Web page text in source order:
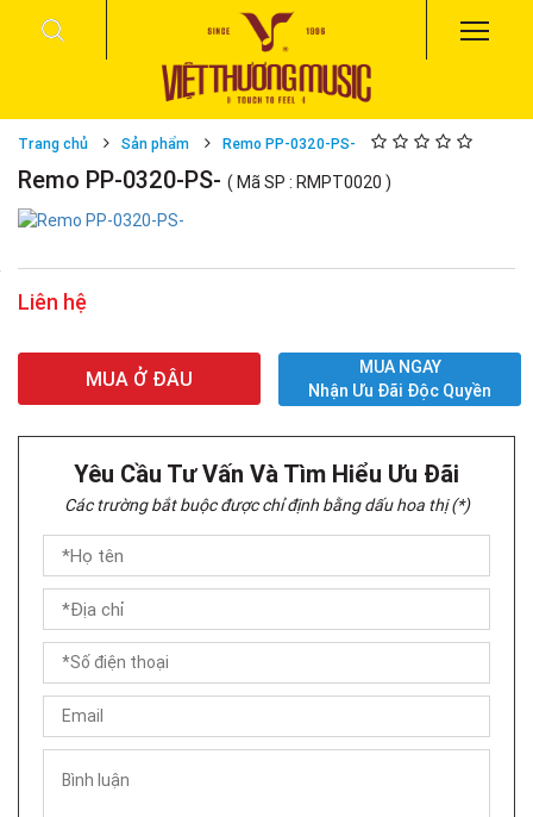
Trang chủ Sản phẩm Remo PP-0320-PS-
Remo PP-0320-PS- ( Mã SP : RMPT0020 )
Liên hệ
MUA Ở ĐÂU
MUA NGAY
Nhận Ưu Đãi Độc Quyền
Yêu Cầu Tư Vấn Và Tìm Hiểu Ưu Đãi
Các trường bắt buộc được chỉ định bằng dấu hoa thị (*)